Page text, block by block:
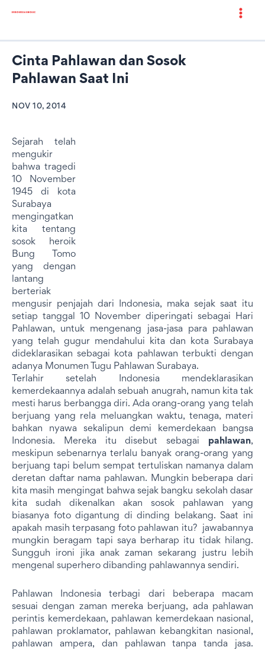
Cinta Pahlawan dan Sosok
Pahlawan Saat Ini
NOV 10, 2014
Sejarah telah
mengukir
bahwa tragedi
10 November
1945 di kota
Surabaya
mengingatkan
kita tentang
sosok heroik
Bung Tomo
yang dengan
lantang
berteriak
mengusir penjajah dari Indonesia, maka sejak saat itu
setiap tanggal 10 November diperingati sebagai Hari
Pahlawan, untuk mengenang jasa-jasa para pahlawan
yang telah gugur mendahului kita dan kota Surabaya
dideklarasikan sebagai kota pahlawan terbukti dengan
adanya Monumen Tugu Pahlawan Surabaya.
Terlahir setelah Indonesia mendeklarasikan
kemerdekaannya adalah sebuah anugrah, namun kita tak
mesti harus berbangga diri. Ada orang-orang yang telah
berjuang yang rela meluangkan waktu, tenaga, materi
bahkan nyawa sekalipun demi kemerdekaan bangsa
Indonesia. Mereka itu disebut sebagai pahlawan,
meskipun sebenarnya terlalu banyak orang-orang yang
berjuang tapi belum sempat tertuliskan namanya dalam
deretan daftar nama pahlawan. Mungkin beberapa dari
kita masih mengingat bahwa sejak bangku sekolah dasar
kita sudah dikenalkan akan sosok pahlawan yang
biasanya foto digantung di dinding belakang. Saat ini
apakah masih terpasang foto pahlawan itu? jawabannya
mungkin beragam tapi saya berharap itu tidak hilang.
Sungguh ironi jika anak zaman sekarang justru lebih
mengenal superhero dibanding pahlawannya sendiri.
Pahlawan Indonesia terbagi dari beberapa macam
sesuai dengan zaman mereka berjuang, ada pahlawan
perintis kemerdekaan, pahlawan kemerdekaan nasional,
pahlawan proklamator, pahlawan kebangkitan nasional,
pahlawan ampera, dan pahlawan tanpa tanda jasa.